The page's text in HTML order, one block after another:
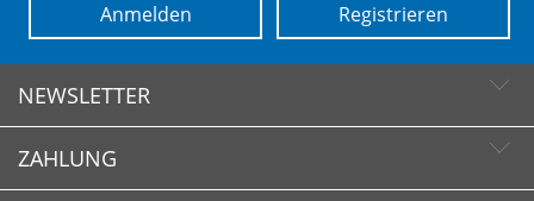
Registrieren
Anmelden
NEWSLETTER
Newsletter abonnieren
Newsletter abbestellen
ZAHLUNG